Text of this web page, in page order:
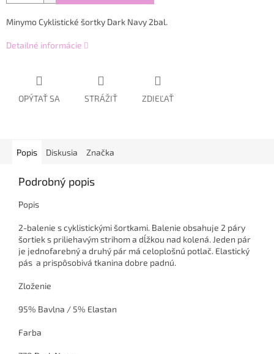
Minymo Cyklistické šortky Dark Navy 2bal.
Detailné informácie
OPÝTAŤ SA STRÁŽIŤ ZDIEĽAŤ
Popis Diskusia Značka
Podrobný popis
Popis
2-balenie s cyklistickými šortkami. Balenie obsahuje 2 páry
šortiek s priliehavým strihom a dĺžkou nad kolená. Jeden pár
je jednofarebný a druhý pár má celoplošnú potlač. Elastický
pás a prispôsobivá tkanina dobre padnú.
Zloženie
95% Bavlna / 5% Elastan
Farba